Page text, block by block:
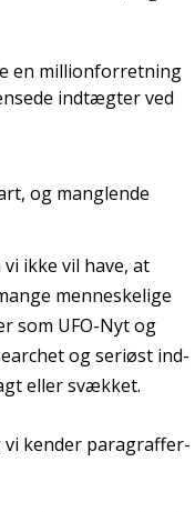
en mil­li­onfor­ret­ning
ind­tæg­ter ved
og mang­len­de
ikke vil have, at
men­ne­ske­li­ge
som UFO-Nyt og
og seri­øst ind­
eller svæk­ket.
vi ken­der para­graf­fer­